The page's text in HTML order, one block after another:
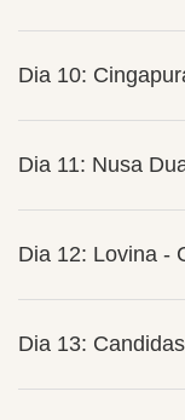
Dia 10:
Dia 11: Nusa
Dia 12: Lovina -
Dia 13: